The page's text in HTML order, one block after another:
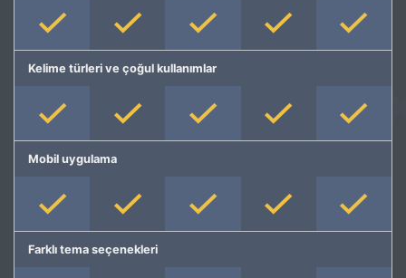
Kelime türleri ve çoğul kullanımlar
Mobil uygulama
Farklı tema seçenekleri